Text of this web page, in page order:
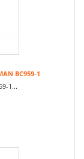
BC959-1
1...